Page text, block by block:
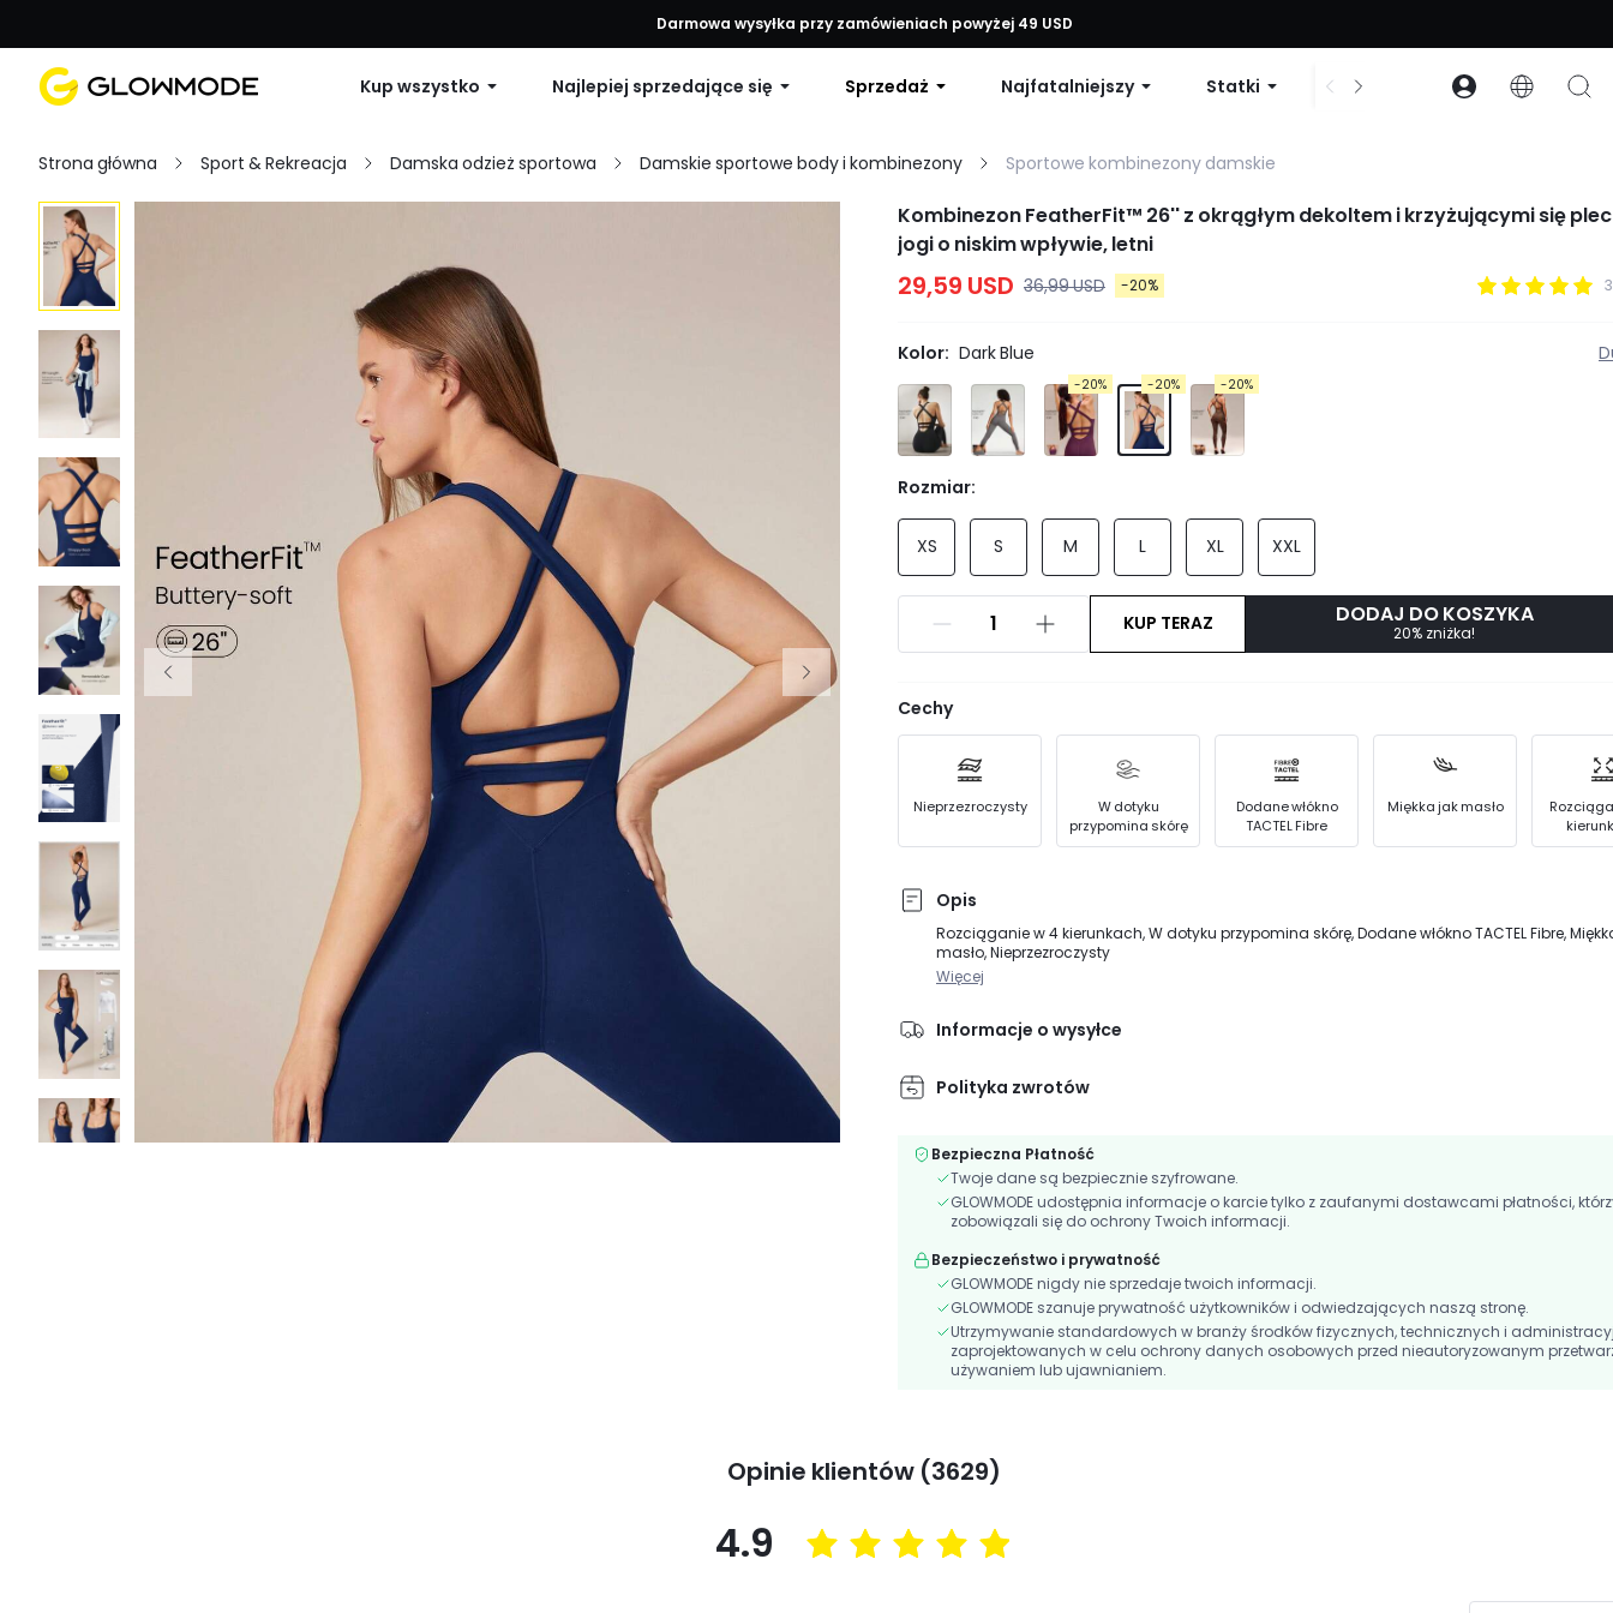
Pierwsze zamówienie: 10% zniżki na każde zamówienie, 12% zniżki na zamówienia powyżej 79 USD lub 15% zniżki na zamówienia powyżej 99 USD | Kod: GLOWNEW
Darmowa wysyłka przy zamówieniach powyżej 49 USD
Kup wszystko Najlepiej sprzedające się Sprzedaż Najfatalniejszy Statki Sukienki i body
Strona główna Sport & Rekreacja Damska odzież sportowa Damskie sportowe body i kombinezony Sportowe kombinezony damskie
Kombinezon FeatherFit™ 26'' z okrągłym dekoltem i krzyżującymi się
jogi o niskim wpływie, letni
29,59 USD 36,99 USD -20%
Kolor: Dark Blue
-20% -20% -20%
Rozmiar:
XS S M L XL XXL
KUP TERAZ DODAJ DO KOSZYKA
20% zniżka!
Cechy
Nieprzezroczysty
W dotyku
przypomina skórę
Dodane włókno
TACTEL Fibre
Miękka jak masło
Opis
Rozciąganie w 4 kierunkach, W dotyku przypomina skórę, Dodane włókno TACTEL Fibre,
masło, Nieprzezroczysty
Więcej
Informacje o wysyłce
Polityka zwrotów
Bezpieczna Płatność
Twoje dane są bezpiecznie szyfrowane.
GLOWMODE udostępnia informacje o karcie tylko z zaufanymi dostawcami płatności,
zobowiązali się do ochrony Twoich informacji.
Bezpieczeństwo i prywatność
GLOWMODE nigdy nie sprzedaje twoich informacji.
GLOWMODE szanuje prywatność użytkowników i odwiedzających naszą stronę.
Utrzymywanie standardowych w branży środków fizycznych, technicznych i
zaprojektowanych w celu ochrony danych osobowych przed nieautoryzowanym
używaniem lub ujawnianiem.
Opinie klientów (3629)
4.9